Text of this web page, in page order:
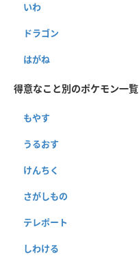
いわ
ドラゴン
はがね
得意なこと別のポケモン一覧
もやす
うるおす
けんちく
さがしもの
テレポート
しわける